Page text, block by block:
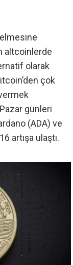
altcoinlerde
olarak
çok
günleri
(ADA) ve
artışa ulaştı.